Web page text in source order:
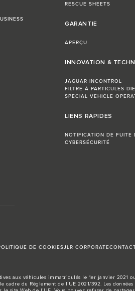
RESCUE SHEETS
GARANTIE
APERÇU
INNOVATION &
JAGUAR INCONTROL
FILTRE À PARTICULES
SPECIAL VEHICLE
LIENS RAPIDES
NOTIFICATION DE FUITE
CYBERSÉCURITÉ
DE COOKIESJLR CORPORATE
aux véhicules immatriculés le 1er janvier
du Règlement de l’UE 2021/392. Les